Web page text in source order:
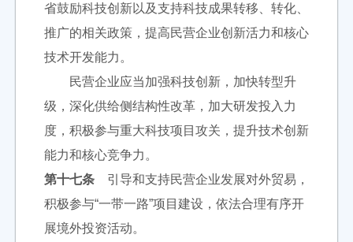
省鼓励科技创新以及支持科技成果转移、转化、
推广的相关政策，提高民营企业创新活力和核心
技术开发能力。
民营企业应当加强科技创新，加快转型升
级，深化供给侧结构性改革，加大研发投入力
度，积极参与重大科技项目攻关，提升技术创新
能力和核心竞争力。
第十七条 引导和支持民营企业发展对外贸易，
积极参与“一带一路”项目建设，依法合理有序开
展境外投资活动。